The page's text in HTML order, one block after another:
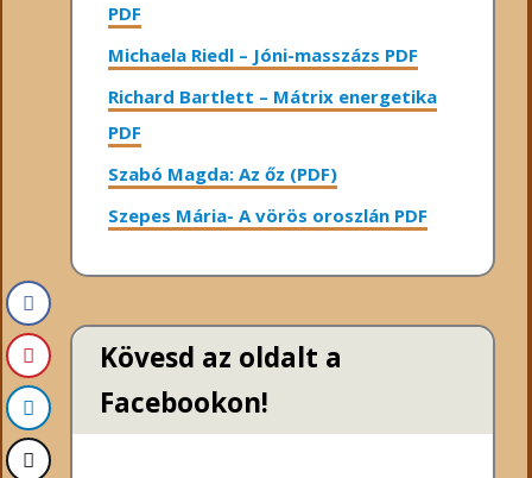
PDF
Michaela Riedl – Jóni-masszázs PDF
Richard Bartlett – Mátrix energetika
PDF
Szabó Magda: Az őz (PDF)
Szepes Mária- A vörös oroszlán PDF
Kövesd az oldalt a
Facebookon!